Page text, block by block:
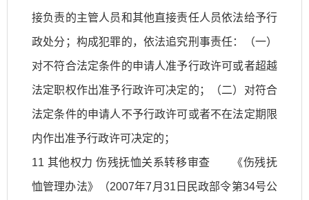
接负责的主管人员和其他直接责任人员依法给予行
政处分；构成犯罪的，依法追究刑事责任：（一）
对不符合法定条件的申请人准予行政许可或者超越
法定职权作出准予行政许可决定的；（二）对符合
法定条件的申请人不予行政许可或者不在法定期限
内作出准予行政许可决定的；
11 其他权力 伤残抚恤关系转移审查 《伤残抚
恤管理办法》（2007年7月31日民政部令第34号公